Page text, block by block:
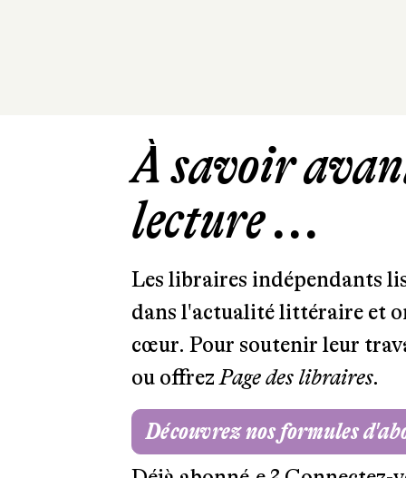
À savoir
lecture ...
Les libraires indépendants
dans l'actualité littéraire et
cœur. Pour soutenir leur
ou offrezPage des libraires.
Découvrez nos formules